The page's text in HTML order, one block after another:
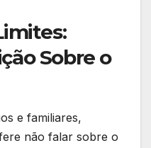
Sobre o
e familiares,
não falar sobre o